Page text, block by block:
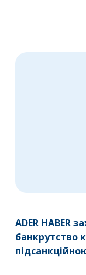
ADER HABER
банкрутство